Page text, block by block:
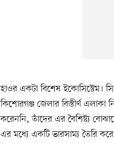
হাওর একটা বিশেষ ইকোসিস্টেম।
কিশোরগঞ্জ জেলার বিস্তীর্ণ
করেননি, তাঁদের এর বৈশিষ্ট্য
এর মধ্যে একটি ভারসাম্য তৈরি